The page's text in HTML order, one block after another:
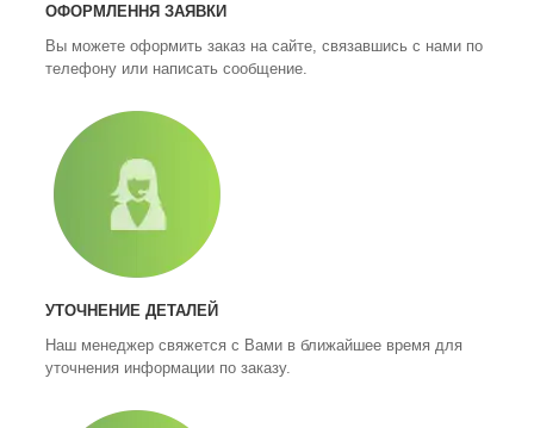
ОФОРМЛЕННЯ ЗАЯВКИ
Вы можете оформить заказ на сайте, связавшись с нами по
телефону или написать сообщение.
УТОЧНЕНИЕ ДЕТАЛЕЙ
Наш менеджер свяжется с Вами в ближайшее время для
уточнения информации по заказу.